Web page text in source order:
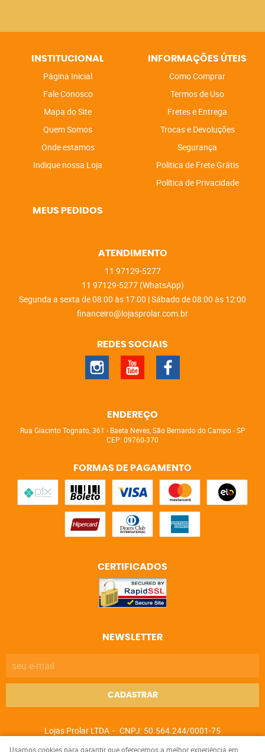
INSTITUCIONAL
Página Inicial
Fale Conosco
Mapa do Site
Quem Somos
Onde estamos
Indique nossa Loja
INFORMAÇÕES ÚTEIS
Como Comprar
Termos de Uso
Fretes e Entrega
Trocas e Devoluções
Segurança
Politica de Frete Grátis
Política de Privacidade
MEUS PEDIDOS
ATENDIMENTO
11 97129-5277
11 97129-5277 (WhatsApp)
Segunda a sexta de 08:00 às 17:00 | Sábado de 08:00 às 12:00
financeiro@lojasprolar.com.br
REDES SOCIAIS
ENDEREÇO
Rua Giacinto Tognato, 361 - Baeta Neves, São Bernardo do Campo-SP
CEP: 09760-370
FORMAS DE PAGAMENTO
CERTIFICADOS
NEWSLETTER
CADASTRAR
Lojas Prolar LTDA CNPJ: 50.564.244/0001-75
Usamos cookies para garantir que oferecemos a melhor experiência em